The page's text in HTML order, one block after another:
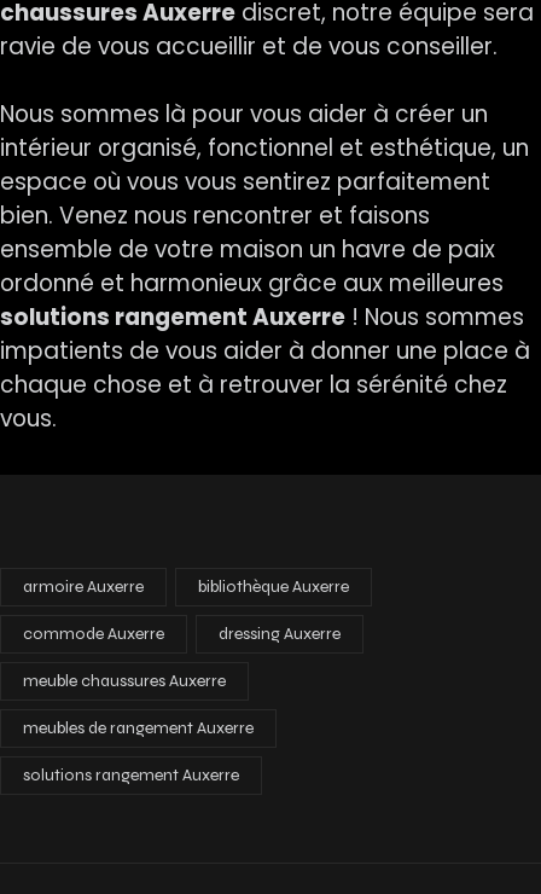
chaussures Auxerre discret, notre équipe sera
ravie de vous accueillir et de vous conseiller.
Nous sommes là pour vous aider à créer un
intérieur organisé, fonctionnel et esthétique, un
espace où vous vous sentirez parfaitement
bien. Venez nous rencontrer et faisons
ensemble de votre maison un havre de paix
ordonné et harmonieux grâce aux meilleures
solutions rangement Auxerre ! Nous sommes
impatients de vous aider à donner une place à
chaque chose et à retrouver la sérénité chez
vous.
armoire Auxerre bibliothèque Auxerre
commode Auxerre dressing Auxerre
meuble chaussures Auxerre
meubles de rangement Auxerre
solutions rangement Auxerre